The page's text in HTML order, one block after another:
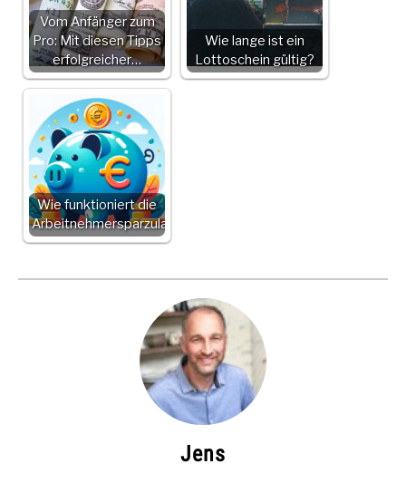
Vom Anfänger zum
Pro: Mit diesen Tipps
erfolgreicher…
Wie lange ist ein
Lottoschein gültig?
Wie funktioniert die
Arbeitnehmersparzulage?
Jens